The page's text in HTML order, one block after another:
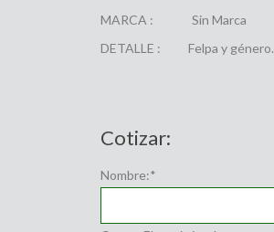
MARCA : Sin Marca
DETALLE : Felpa y género.
Cotizar:
Nombre:*